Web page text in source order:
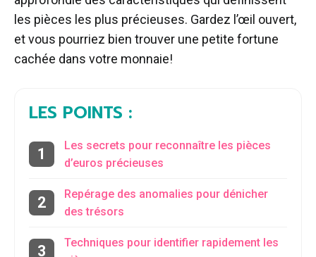
les pièces les plus précieuses. Gardez l’œil ouvert,
et vous pourriez bien trouver une petite fortune
cachée dans votre monnaie!
LES POINTS :
Les secrets pour reconnaître les pièces
d’euros précieuses
Repérage des anomalies pour dénicher
des trésors
Techniques pour identifier rapidement les